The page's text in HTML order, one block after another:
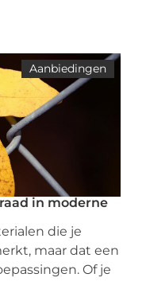
Aanbiedingen
in moderne
die je
maar dat een
Of je